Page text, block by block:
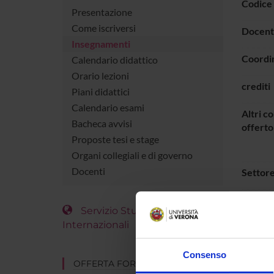
Consenso
Presentazione
Come iscriversi
Insegnamenti
Calendario didattico
Orario lezioni
Piani didattici
Calendario esami
Bacheca avvisi
Proposte tesi e stage
Organi collegiali e di governo
Docenti
Servizio Studenti
Internazionali
OFFERTA FORMATIVA
crediti
Altri
offerto